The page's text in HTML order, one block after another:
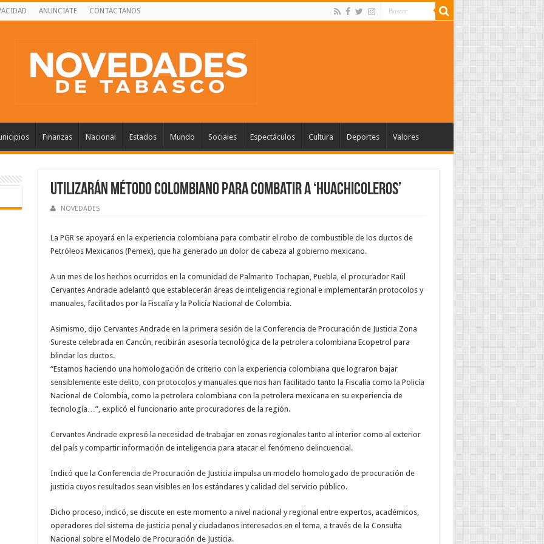
ANUNCIATE CONTACTANOS
Finanzas Nacional Estados Mundo Sociales Espectáculos Cultura Deportes Valores
Utilizarán método colombiano para combatir a ‘huachicoleros’
NOVEDADES
La PGR se apoyará en la experiencia colombiana para combatir el robo de combustible de los ductos de
Petróleos Mexicanos (Pemex), que ha generado un dolor de cabeza al gobierno mexicano.
A un mes de los hechos ocurridos en la comunidad de Palmarito Tochapan, Puebla, el procurador Raúl
Cervantes Andrade adelantó que establecerán áreas de inteligencia regional e implementarán protocolos y
manuales, facilitados por la Fiscalía y la Policía Nacional de Colombia.
Asimismo, dijo Cervantes Andrade en la primera sesión de la Conferencia de Procuración de Justicia Zona
Sureste celebrada en Cancún, recibirán asesoría tecnológica de la petrolera colombiana Ecopetrol para
blindar los ductos.
“Estamos haciendo una homologación de criterio con la experiencia colombiana que lograron bajar
sensiblemente este delito, con protocolos y manuales que nos han facilitado tanto la Fiscalía como la Policía
Nacional de Colombia, como la petrolera colombiana con la petrolera mexicana en su experiencia de
tecnología…”, explicó el funcionario ante procuradores de la región.
Cervantes Andrade expresó la necesidad de trabajar en zonas regionales tanto al interior como al exterior
del país y compartir información de inteligencia para atacar el fenómeno delincuencial.
Indicó que la Conferencia de Procuración de Justicia impulsa un modelo homologado de procuración de
justicia cuyos resultados sean visibles en los estándares y calidad del servicio público.
Dicho proceso, indicó, se discute en este momento a nivel nacional y regional entre expertos, académicos,
operadores del sistema de justicia penal y ciudadanos interesados en el tema, a través de la Consulta
Nacional sobre el Modelo de Procuración de Justicia.